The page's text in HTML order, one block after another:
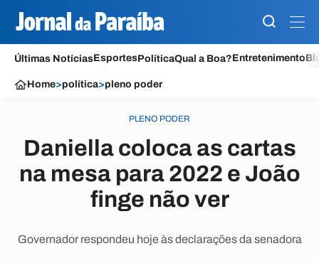
Últimas NotíciasEsportesPolíticaQual a Boa?Entretenimento
Home>política>pleno poder
PLENO PODER
Daniella coloca as cartas
na mesa para 2022 e João
finge não ver
Governador respondeu hoje às declarações da senadora